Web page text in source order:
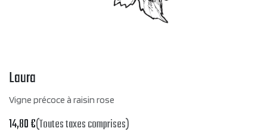
Laura
Vigne précoce à raisin rose
14,80€(Toutes taxes comprises)